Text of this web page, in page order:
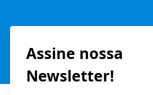
Assine nossa
Newsletter!